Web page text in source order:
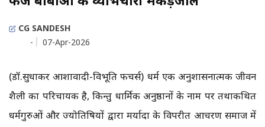
CG SANDESH
-
07-Apr-2026
(डॉ.सुधाकर आशावादी-विभूति फीचर्स) धर्म एक अनुशासनात्मक जीवन
शैली का परिचायक है, किन्तु धार्मिक अनुष्ठानों के नाम पर तथाकथित
धर्मगुरुओं और ज्योतिषियों द्वारा मर्यादा के विपरीत आचरण समाज में